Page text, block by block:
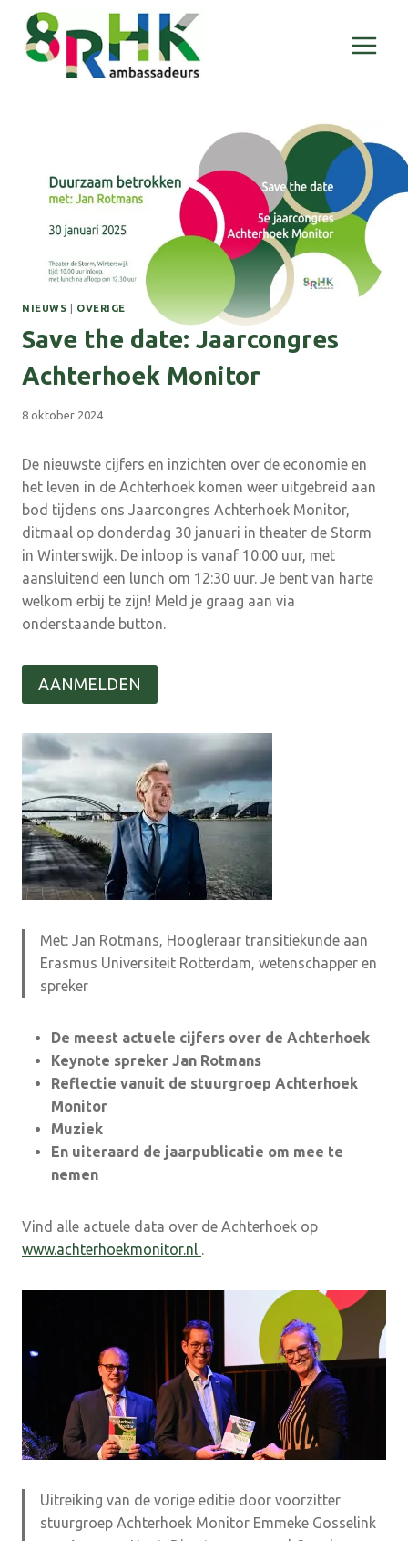
Doorgaan
naar
inhoud
NIEUWS OVERIGE
Save the date: Jaarcongres
Achterhoek Monitor
8 oktober 2024
De nieuwste cijfers en inzichten over de economie en
het leven in de Achterhoek komen weer uitgebreid aan
bod tijdens ons Jaarcongres Achterhoek Monitor,
ditmaal op donderdag 30 januari in theater de Storm
in Winterswijk. De inloop is vanaf 10:00 uur, met
aansluitend een lunch om 12:30 uur. Je bent van harte
welkom erbij te zijn! Meld je graag aan via
onderstaande button.
AANMELDEN
Met: Jan Rotmans, Hoogleraar transitiekunde aan
Erasmus Universiteit Rotterdam, wetenschapper en
spreker
De meest actuele cijfers over de Achterhoek
Keynote spreker Jan Rotmans
Reflectie vanuit de stuurgroep Achterhoek
Monitor
Muziek
En uiteraard de jaarpublicatie om mee te
nemen
Vind alle actuele data over de Achterhoek op
www.achterhoekmonitor.nl .
Uitreiking van de vorige editie door voorzitter
stuurgroep Achterhoek Monitor Emmeke Gosselink